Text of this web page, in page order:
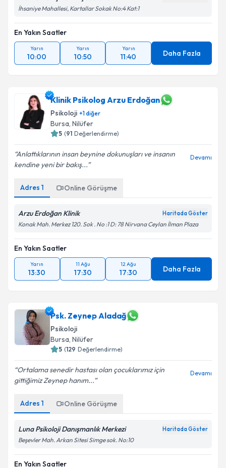
İhsaniye Mahallesi, Kartallar Sokak No:4 Kat:1
En Yakın Saatler
Yarın
10:00
Yarın
10:50
Yarın
11:40 Daha Fazla
Klinik Psikolog Arzu Erdoğan
Psikoloji +1diğer
Bursa, Nilüfer
5 (91 Değerlendirme)
Anlattıklarının insan beynine dokunuşları ve insanın
kendine yeni bir bakış...
Devamı
Adres 1 Online Görüşme
Arzu Erdoğan Klinik Haritada Göster
Konak Mah. Merkez 120. Sok . No :1 D: 78 Nirvana Ceylan İlman Plaza
En Yakın Saatler
Yarın
13:30
11 Ağu
17:30
12 Ağu
17:30 Daha Fazla
Psk. Zeynep Aladağ
Psikoloji
Bursa, Nilüfer
5 (129 Değerlendirme)
Ortalama senedir hastası olan çocuklarımız için
gittiğimiz Zeynep hanım...
Devamı
Adres 1 Online Görüşme
Luna Psikoloji Danışmanlık Merkezi Haritada Göster
Beşevler Mah. Arkan Sitesi Simge sok. No:10
En Yakın Saatler